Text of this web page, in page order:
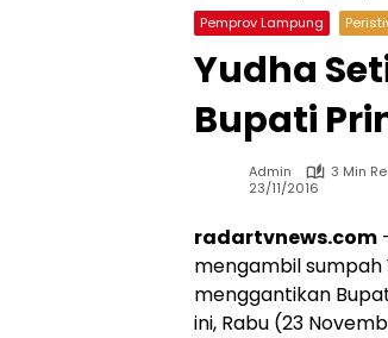
Pemprov Lampung
Yudha
Bupati
Admin
3 Min
23/11/2016
radartvnews.com
mengambil sumpah
menggantikan
ini, Rabu (23